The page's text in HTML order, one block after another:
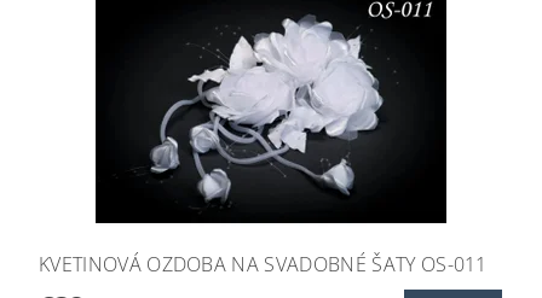
KVETINOVÁ OZDOBA NA SVADOBNÉ ŠATY OS-011